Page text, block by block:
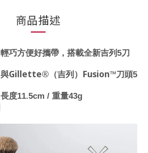
商品描述
輕巧方便好攜帶，搭載全新吉列5刀
與Gillette® （吉列） Fusion™刀頭5
長度11.5cm / 重量43g